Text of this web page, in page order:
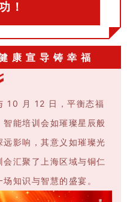
！
康 宣 导 铸 幸 福
月 12 日，平衡态福
能培训会如璀璨星辰般
影响，其意义如璀璨光
汇聚了上海区域与铜仁
知识与智慧的盛宴。